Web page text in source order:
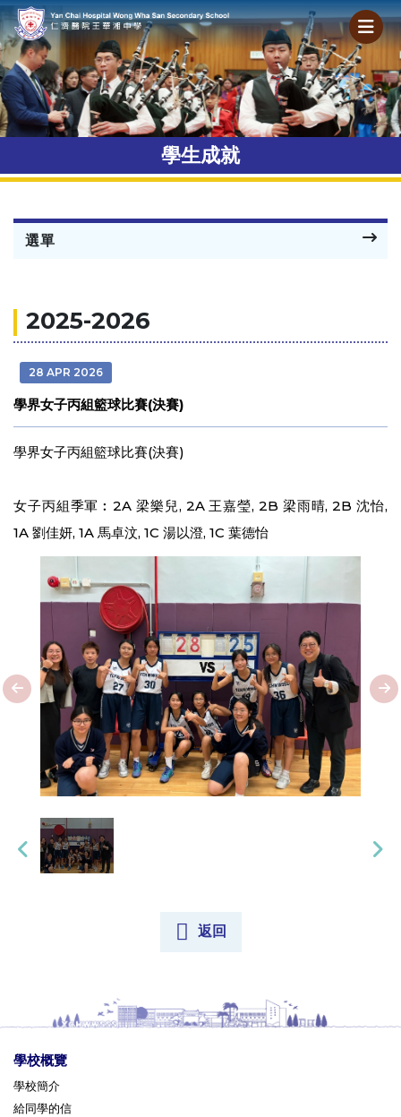
學生成就
選單
2025-2026
28 APR 2026
學界女子丙組籃球比賽(決賽)
學界女子丙組籃球比賽(決賽)
女子丙組季軍︰2A 梁樂兒, 2A 王嘉瑩, 2B 梁雨晴, 2B 沈怡,
1A 劉佳妍, 1A 馬卓汶, 1C 湯以澄, 1C 葉德怡
返回
學校概覽
學校簡介
給同學的信